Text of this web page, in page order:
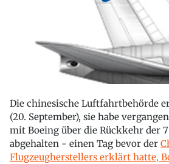
Die chinesische Luftfahrtbehörde
(20. September), sie habe
mit Boeing über die Rückkehr der
abgehalten - einen Tag bevor der
Flugzeugherstellers erklärt hatte,